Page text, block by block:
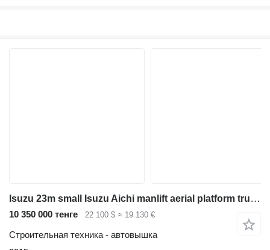
Isuzu 23m small Isuzu Aichi manlift aerial platform truck ISUZU 100P c
10 350 000 тенге 22 100 $ ≈ 19 130 €
Строительная техника - автовышка